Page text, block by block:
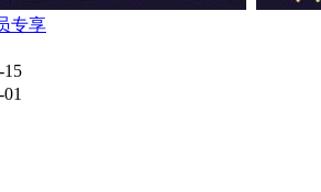
专享
15